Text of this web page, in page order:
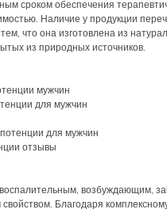
сроком обеспечения
Наличие у продукции
что она изготовлена из
из природных источников.
мужчин
для мужчин
для мужчин
отзывы
возбуждающим,
Благодаря